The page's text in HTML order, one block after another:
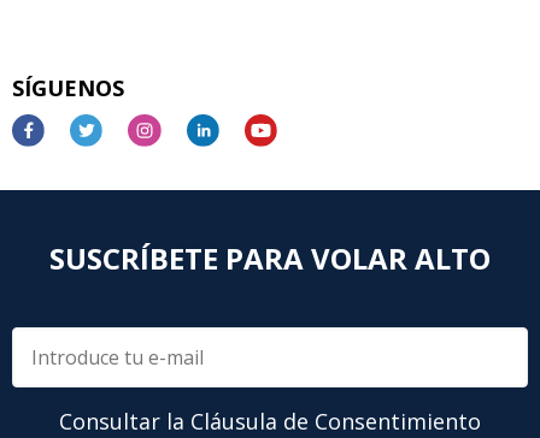
SÍGUENOS
SUSCRÍBETE PARA VOLAR ALTO
Consultar la Cláusula de Consentimiento